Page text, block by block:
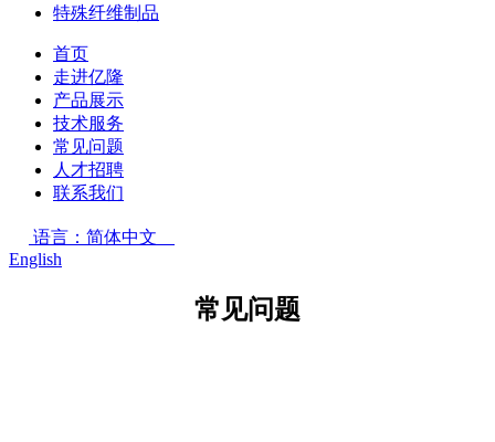
特殊纤维制品
首页
走进亿隆
产品展示
技术服务
常见问题
人才招聘
联系我们
语言：简体中文
English
常见问题